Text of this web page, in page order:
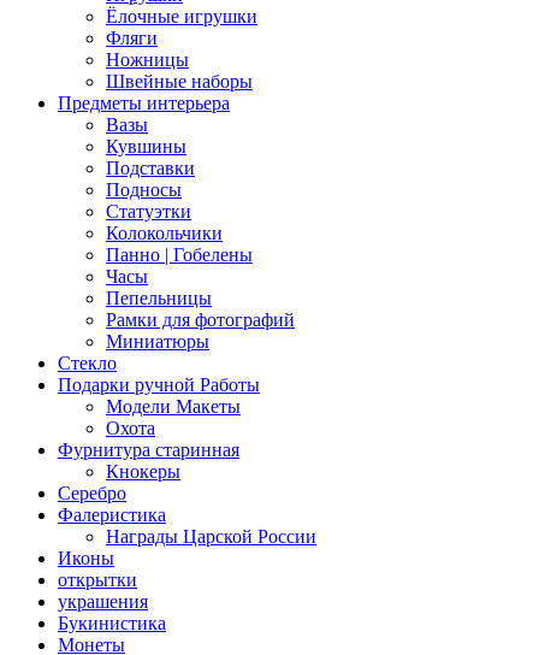
Ёлочные игрушки
Фляги
Ножницы
Швейные наборы
Предметы интерьера
Вазы
Кувшины
Подставки
Подносы
Статуэтки
Колокольчики
Панно | Гобелены
Часы
Пепельницы
Рамки для фотографий
Миниатюры
Стекло
Подарки ручной Работы
Модели Макеты
Охота
Фурнитура старинная
Кнокеры
Серебро
Фалеристика
Награды Царской России
Иконы
открытки
украшения
Букинистика
Монеты